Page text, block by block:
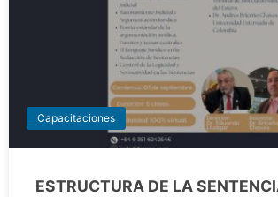
Capacitaciones
ESTRUCTURA DE LA